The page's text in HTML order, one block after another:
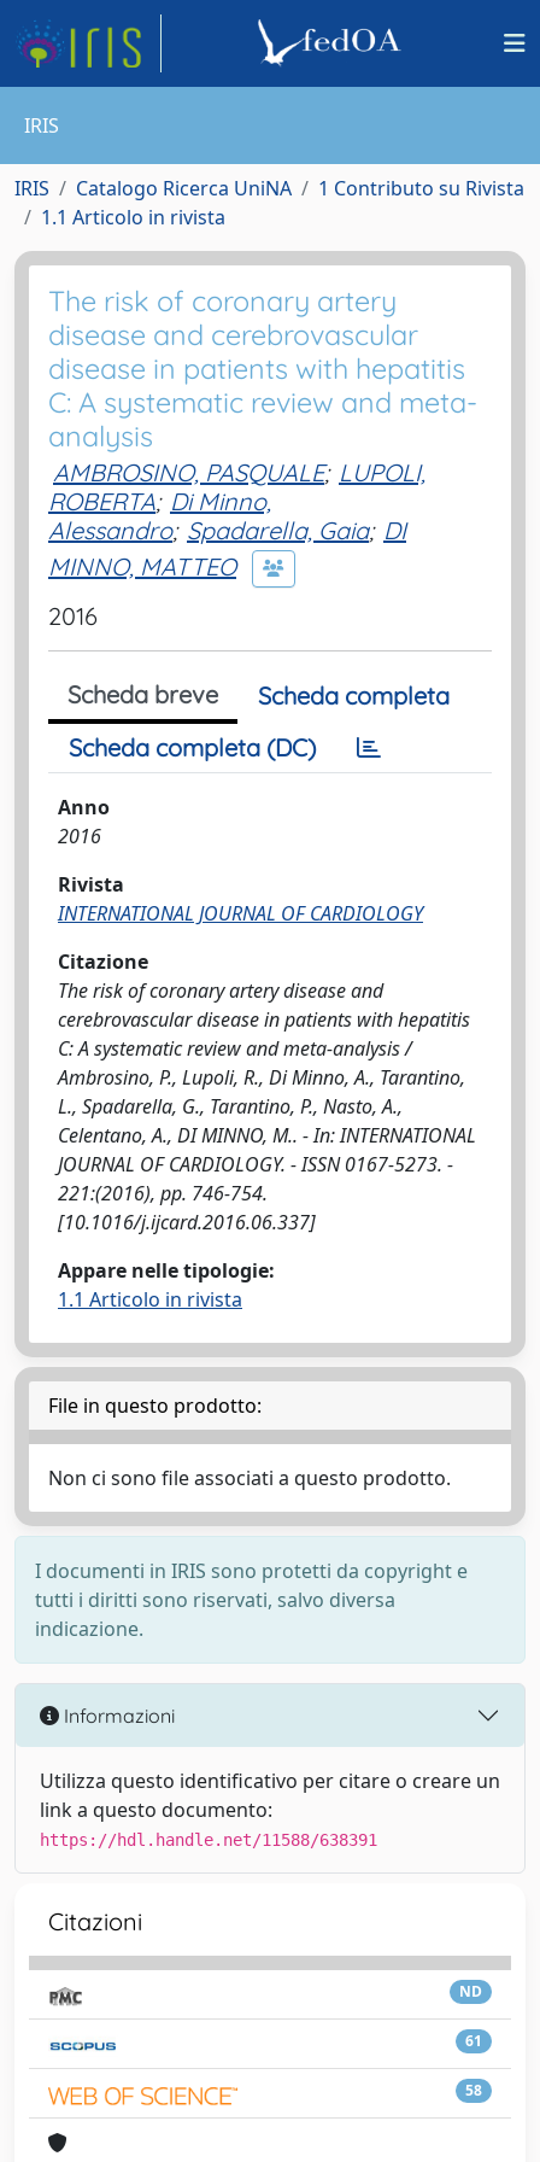
IRIS
IRIS Catalogo Ricerca UniNA
1 Contributo su Rivista
1.1 Articolo in rivista
The risk of coronary artery
disease and cerebrovascular
disease in patients with hepatitis
C: A systematic review and meta-
analysis
AMBROSINO, PASQUALE; LUPOLI,
ROBERTA; Di Minno,
Alessandro; Spadarella, Gaia; DI
MINNO, MATTEO
2016
Scheda breve
Scheda completa
Scheda completa (DC)
Anno
2016
Rivista
INTERNATIONAL JOURNAL OF CARDIOLOGY
Citazione
The risk of coronary artery disease and
cerebrovascular disease in patients with hepatitis
C: A systematic review and meta-analysis /
Ambrosino, P., Lupoli, R., Di Minno, A., Tarantino,
L., Spadarella, G., Tarantino, P., Nasto, A.,
Celentano, A., DI MINNO, M.. - In: INTERNATIONAL
JOURNAL OF CARDIOLOGY. - ISSN 0167-5273. -
221:(2016), pp. 746-754.
[10.1016/j.ijcard.2016.06.337]
Appare nelle tipologie:
1.1 Articolo in rivista
File in questo prodotto:
Non ci sono file associati a questo prodotto.
I documenti in IRIS sono protetti da copyright e
tutti i diritti sono riservati, salvo diversa
indicazione.
Informazioni
Utilizza questo identificativo per citare o creare un
link a questo documento:
https://hdl.handle.net/11588/638391
Citazioni
ND
61
58